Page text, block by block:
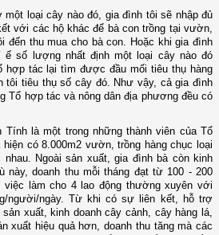
loại cây nào đó, gia đình tôi sẽ nhập đủ
với các hộ khác để bà con trồng tại vườn,
đến thu mua cho bà con. Hoặc khi gia đình
số lượng nhất định một loại cây nào đó
hợp tác lại tìm được đầu mối tiêu thụ hàng
tôi tiêu thụ số cây đó. Như vậy, cả gia đình
Tổ hợp tác và nông dân địa phương đều có
Tính là một trong những thành viên của Tổ
có 8.000m2 vườn, trồng hàng chục loại
Ngoài sản xuất, gia đình bà còn kinh
này, doanh thu mỗi tháng đạt từ 100 - 200
việc làm cho 4 lao động thường xuyên với
người/ngày. Từ khi có sự liên kết, hỗ trợ
xuất, kinh doanh cây cảnh, cây hàng lá,
xuất hiệu quả hơn, doanh thu tăng mà các